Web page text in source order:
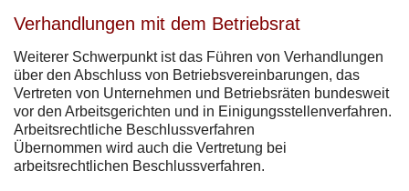
Verhandlungen mit dem Betriebsrat
Weiterer Schwerpunkt ist das Führen von Verhandlungen
über den Abschluss von Betriebsvereinbarungen, das
Vertreten von Unternehmen und Betriebsräten bundesweit
vor den Arbeitsgerichten und in Einigungsstellenverfahren.
Arbeitsrechtliche Beschlussverfahren
Übernommen wird auch die Vertretung bei
arbeitsrechtlichen Beschlussverfahren.